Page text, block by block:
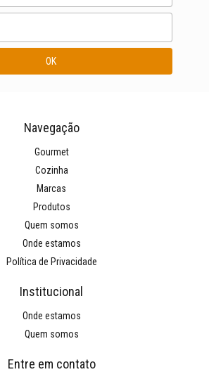
Navegação
Gourmet
Cozinha
Marcas
Produtos
Quem somos
Onde estamos
Política de Privacidade
Institucional
Onde estamos
Quem somos
Entre em contato